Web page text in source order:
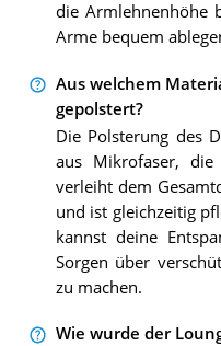
die Armlehnenhöhe
Arme bequem
Aus welchem
gepolstert?
Die Polsterung des
aus Mikrofaser, die
verleiht dem
und ist gleichzeitig
kannst deine
Sorgen über
zu machen.
Wie wurde der